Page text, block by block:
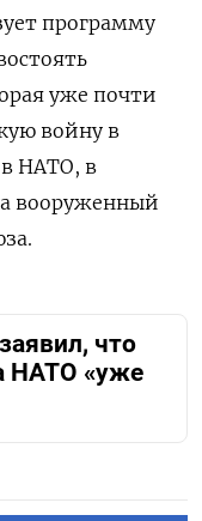
программу
уже почти
войну в
НАТО, в
вооруженный
что
НАТО «уже